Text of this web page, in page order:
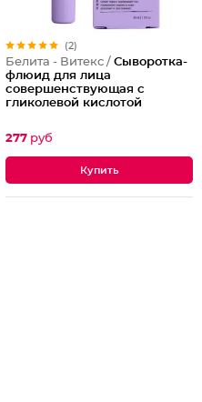
(2)
Белита - Витекс / Сыворотка-
флюид для лица
совершенствующая с
гликолевой кислотой
277 руб